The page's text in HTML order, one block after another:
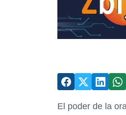
El poder de la